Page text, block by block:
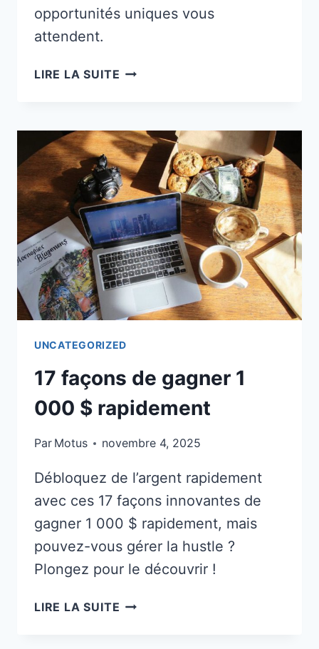
opportunités uniques vous
attendent.
LIRE LA SUITE 13
L’IA
À
ESSAYER
EN
2025
UNCATEGORIZED
17 façons de gagner 1
000 $ rapidement
Par Motus novembre 4, 2025
Débloquez de l’argent rapidement
avec ces 17 façons innovantes de
gagner 1 000 $ rapidement, mais
pouvez-vous gérer la hustle ?
Plongez pour le découvrir !
LIRE LA SUITE 17